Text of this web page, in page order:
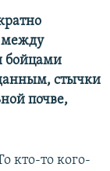
между
бойцами
стычки
почве,
кто-то кого-